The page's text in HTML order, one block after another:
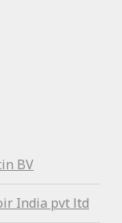
BV
India pvt ltd